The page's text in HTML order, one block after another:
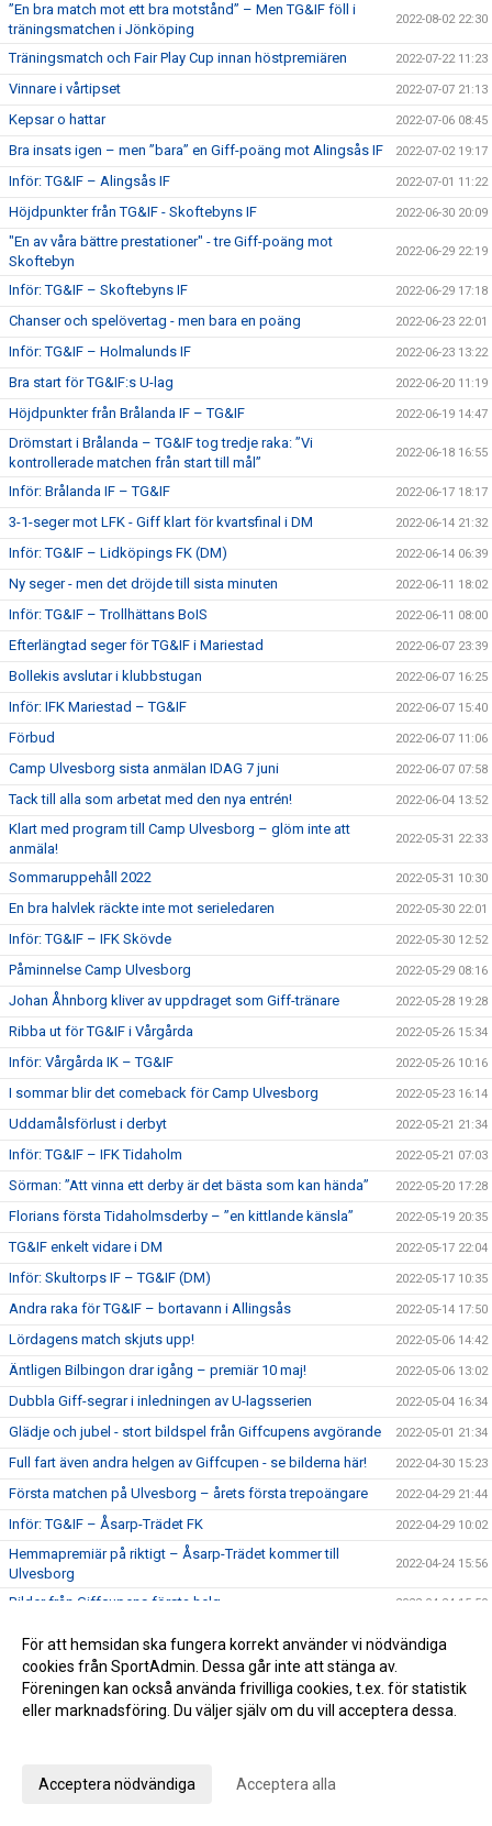
”En bra match mot ett bra motstånd” – Men TG&IF föll i
träningsmatchen i Jönköping
2022-08-02 22:30
Träningsmatch och Fair Play Cup innan höstpremiären 2022-07-22 11:23
Vinnare i vårtipset 2022-07-07 21:13
Kepsar o hattar 2022-07-06 08:45
Bra insats igen – men ”bara” en Giff-poäng mot Alingsås IF 2022-07-02 19:17
Inför: TG&IF – Alingsås IF 2022-07-01 11:22
Höjdpunkter från TG&IF - Skoftebyns IF 2022-06-30 20:09
"En av våra bättre prestationer" - tre Giff-poäng mot
Skoftebyn
2022-06-29 22:19
Inför: TG&IF – Skoftebyns IF 2022-06-29 17:18
Chanser och spelövertag - men bara en poäng 2022-06-23 22:01
Inför: TG&IF – Holmalunds IF 2022-06-23 13:22
Bra start för TG&IF:s U-lag 2022-06-20 11:19
Höjdpunkter från Brålanda IF – TG&IF 2022-06-19 14:47
Drömstart i Brålanda – TG&IF tog tredje raka: ”Vi
kontrollerade matchen från start till mål”
2022-06-18 16:55
Inför: Brålanda IF – TG&IF 2022-06-17 18:17
3-1-seger mot LFK - Giff klart för kvartsfinal i DM 2022-06-14 21:32
Inför: TG&IF – Lidköpings FK (DM) 2022-06-14 06:39
Ny seger - men det dröjde till sista minuten 2022-06-11 18:02
Inför: TG&IF – Trollhättans BoIS 2022-06-11 08:00
Efterlängtad seger för TG&IF i Mariestad 2022-06-07 23:39
Bollekis avslutar i klubbstugan 2022-06-07 16:25
Inför: IFK Mariestad – TG&IF 2022-06-07 15:40
Förbud 2022-06-07 11:06
Camp Ulvesborg sista anmälan IDAG 7 juni 2022-06-07 07:58
Tack till alla som arbetat med den nya entrén! 2022-06-04 13:52
Klart med program till Camp Ulvesborg – glöm inte att
anmäla!
2022-05-31 22:33
Sommaruppehåll 2022 2022-05-31 10:30
En bra halvlek räckte inte mot serieledaren 2022-05-30 22:01
Inför: TG&IF – IFK Skövde 2022-05-30 12:52
Påminnelse Camp Ulvesborg 2022-05-29 08:16
Johan Åhnborg kliver av uppdraget som Giff-tränare 2022-05-28 19:28
Ribba ut för TG&IF i Vårgårda 2022-05-26 15:34
Inför: Vårgårda IK – TG&IF 2022-05-26 10:16
I sommar blir det comeback för Camp Ulvesborg 2022-05-23 16:14
Uddamålsförlust i derbyt 2022-05-21 21:34
Inför: TG&IF – IFK Tidaholm 2022-05-21 07:03
Sörman: ”Att vinna ett derby är det bästa som kan hända” 2022-05-20 17:28
Florians första Tidaholmsderby – ”en kittlande känsla” 2022-05-19 20:35
TG&IF enkelt vidare i DM 2022-05-17 22:04
Inför: Skultorps IF – TG&IF (DM) 2022-05-17 10:35
Andra raka för TG&IF – bortavann i Allingsås 2022-05-14 17:50
Lördagens match skjuts upp! 2022-05-06 14:42
Äntligen Bilbingon drar igång – premiär 10 maj! 2022-05-06 13:02
Dubbla Giff-segrar i inledningen av U-lagsserien 2022-05-04 16:34
Glädje och jubel - stort bildspel från Giffcupens avgörande 2022-05-01 21:34
Full fart även andra helgen av Giffcupen - se bilderna här! 2022-04-30 15:23
Första matchen på Ulvesborg – årets första trepoängare 2022-04-29 21:44
Inför: TG&IF – Åsarp-Trädet FK 2022-04-29 10:02
Hemmapremiär på riktigt – Åsarp-Trädet kommer till
Ulvesborg
2022-04-24 15:56
Bilder från Giffcupens första helg 2022-04-24 15:50
Sent mål räddade en poäng i hemmapremiären
Inför: TG&IF – Brålanda IF 2022-04-15 11:09
Inför: Holmalunds IF – TG&IF
För att hemsidan ska fungera korrekt använder vi nödvändiga
cookies från SportAdmin. Dessa går inte att stänga av.
Föreningen kan också använda frivilliga cookies, t.ex. för statistik
eller marknadsföring. Du väljer själv om du vill acceptera dessa.
Acceptera nödvändiga Acceptera alla